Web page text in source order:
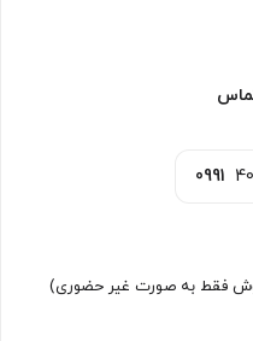
0991
فقط به صورت غیر حضوری)